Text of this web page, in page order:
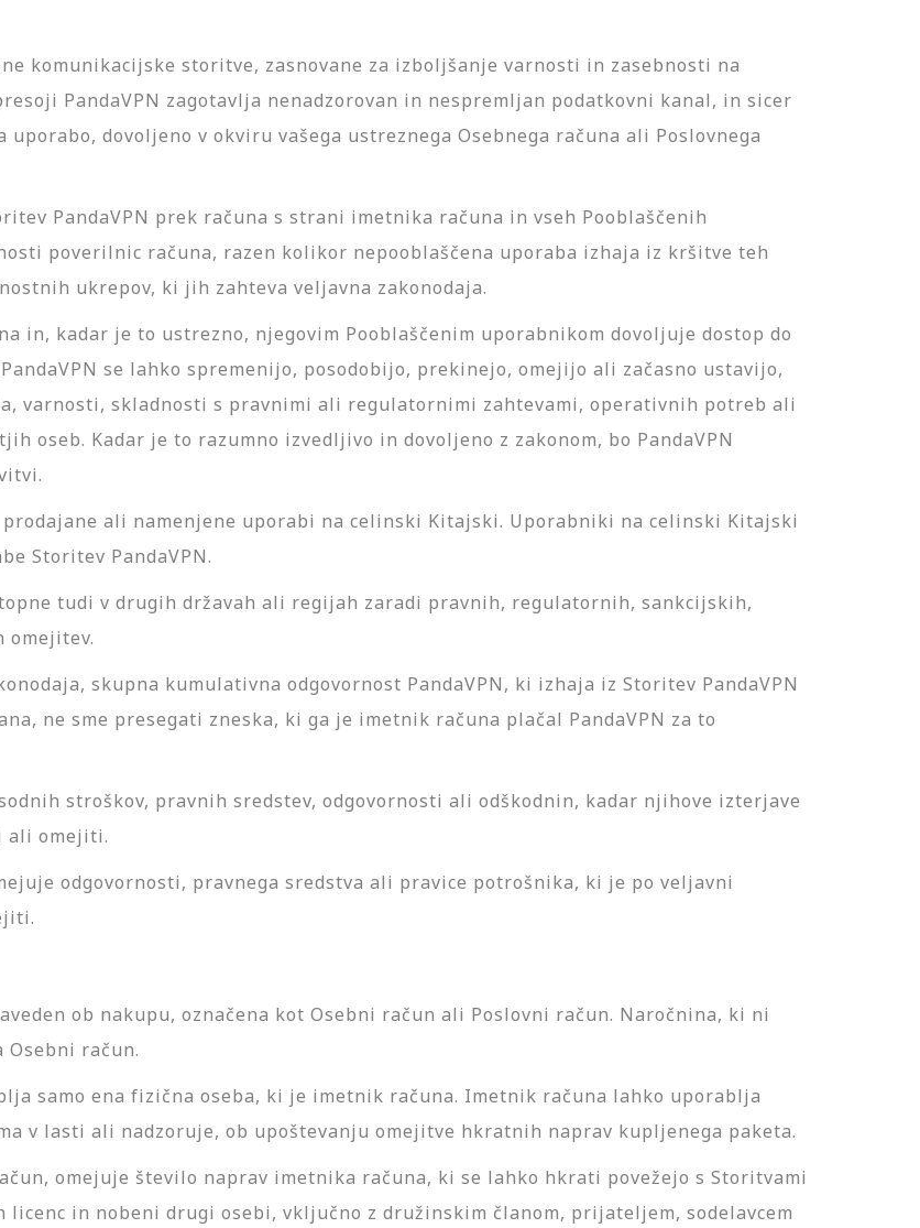
komunikacijske storitve, zasnovane za izboljšanje varnosti in zasebnosti na
PandaVPN zagotavlja nenadzorovan in nespremljan podatkovni kanal, in sicer
uporabo, dovoljeno v okviru vašega ustreznega Osebnega računa ali Poslovnega
PandaVPN prek računa s strani imetnika računa in vseh Pooblaščenih
poverilnic računa, razen kolikor nepooblaščena uporaba izhaja iz kršitve teh
ukrepov, ki jih zahteva veljavna zakonodaja.
in, kadar je to ustrezno, njegovim Pooblaščenim uporabnikom dovoljuje dostop do
se lahko spremenijo, posodobijo, prekinejo, omejijo ali začasno ustavijo,
varnosti, skladnosti s pravnimi ali regulatornimi zahtevami, operativnih potreb ali
oseb. Kadar je to razumno izvedljivo in dovoljeno z zakonom, bo PandaVPN
ali namenjene uporabi na celinski Kitajski. Uporabniki na celinski Kitajski
Storitev PandaVPN.
tudi v drugih državah ali regijah zaradi pravnih, regulatornih, sankcijskih,
skupna kumulativna odgovornost PandaVPN, ki izhaja iz Storitev PandaVPN
ne sme presegati zneska, ki ga je imetnik računa plačal PandaVPN za to
stroškov, pravnih sredstev, odgovornosti ali odškodnin, kadar njihove izterjave
ali omejiti.
odgovornosti, pravnega sredstva ali pravice potrošnika, ki je po veljavni
ob nakupu, označena kot Osebni račun ali Poslovni račun. Naročnina, ki ni
Osebni račun.
samo ena fizična oseba, ki je imetnik računa. Imetnik računa lahko uporablja
v lasti ali nadzoruje, ob upoštevanju omejitve hkratnih naprav kupljenega paketa.
omejuje število naprav imetnika računa, ki se lahko hkrati povežejo s Storitvami
licenc in nobeni drugi osebi, vključno z družinskim članom, prijateljem, sodelavcem